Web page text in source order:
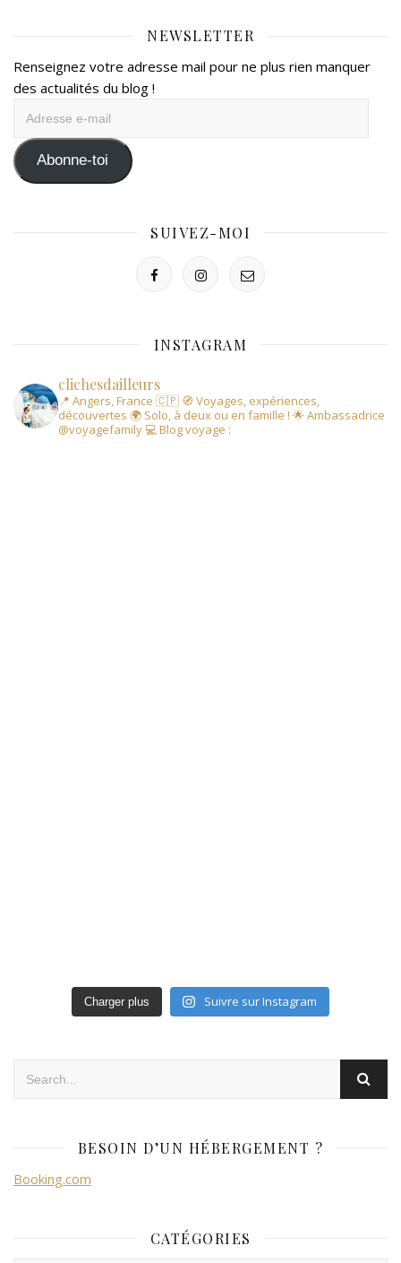
NEWSLETTER
Renseignez votre adresse mail pour ne plus rien manquer
des actualités du blog !
mail Abonne-toi
SUIVEZ-MOI
INSTAGRAM
clichesdailleurs
📍 Angers, France 🇨🇵 🧭 Voyages, expériences,
découvertes 🌍 Solo, à deux ou en famille ! 🌟 Ambassadrice
@voyagefamily 💻 Blog voyage :
Charger plus Suivre sur Instagram
BESOIN D’UN HÉBERGEMENT ?
Booking.com
CATÉGORIES